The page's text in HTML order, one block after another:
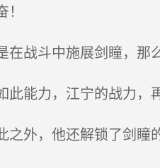
战斗中施展剑瞳，那
能力，江宁的战力，
外，他还解锁了剑瞳